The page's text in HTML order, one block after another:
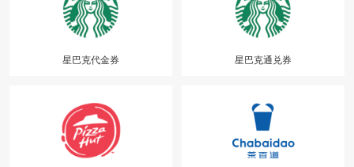
星巴克代金券 星巴克通兑券